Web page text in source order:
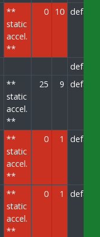
**
static
accel.
**
0 10
**
static
accel.
**
25 9
**
static
accel.
**
0 1
**
static
accel.
**
0 1